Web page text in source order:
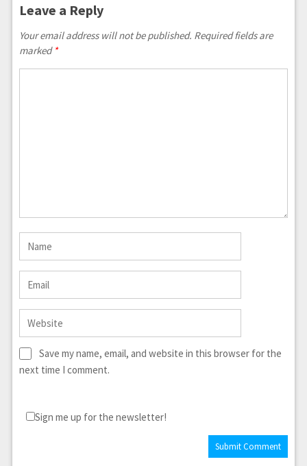
Leave a Reply
Your email address will not be published. Required fields are
marked *
Save my name, email, and website in this browser for the
next time I comment.
Sign me up for the newsletter!